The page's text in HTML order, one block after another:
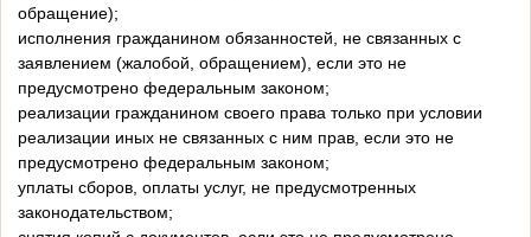
обращение);
исполнения гражданином обязанностей, не связанных с
заявлением (жалобой, обращением), если это не
предусмотрено федеральным законом;
реализации гражданином своего права только при условии
реализации иных не связанных с ним прав, если это не
предусмотрено федеральным законом;
уплаты сборов, оплаты услуг, не предусмотренных
законодательством;